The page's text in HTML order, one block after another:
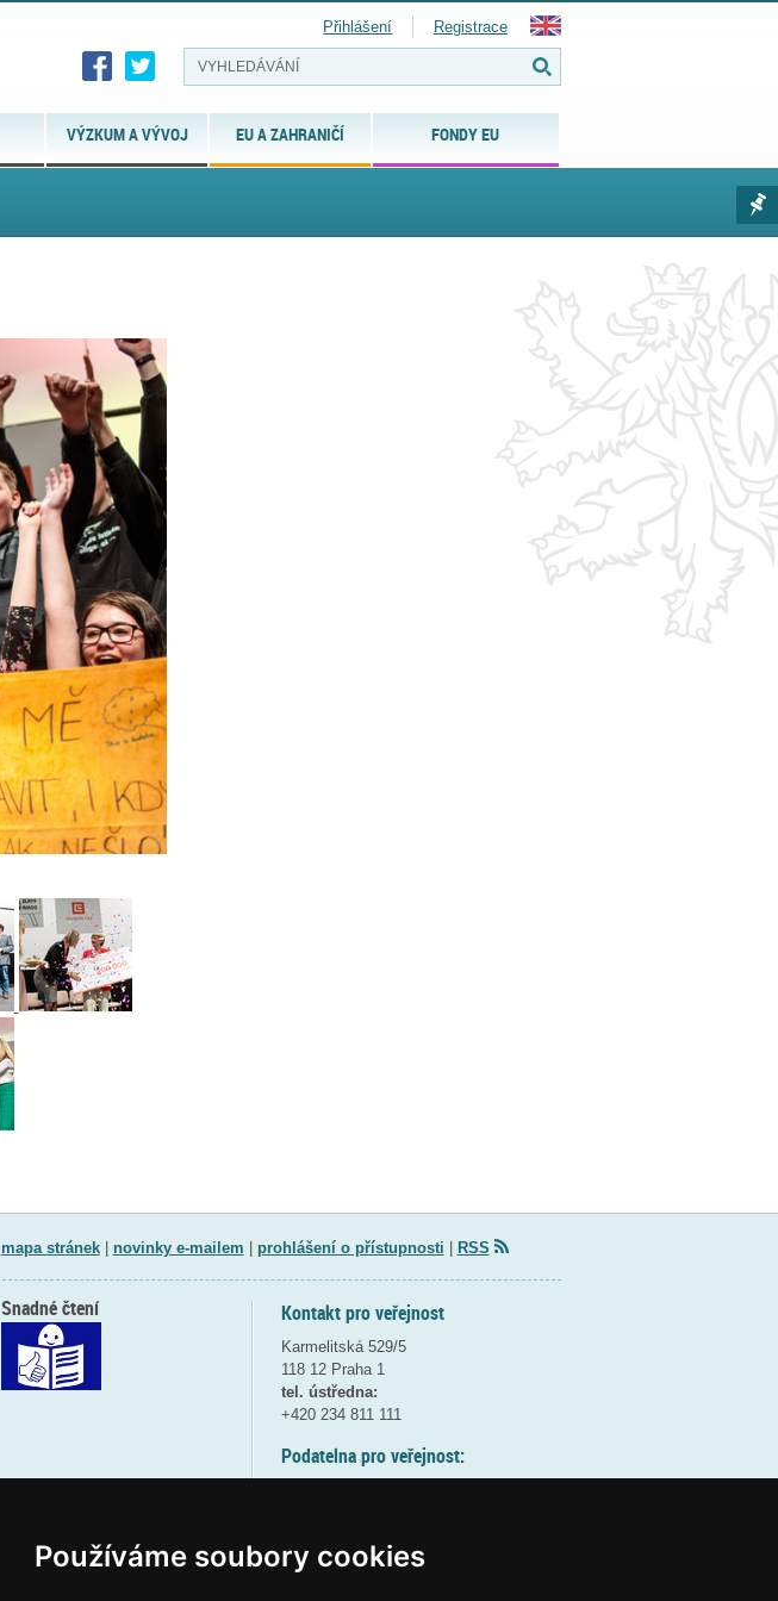
Používáme soubory cookies
VÝZKUM A VÝVOJ EU A ZAHRANIČÍ FONDY EU
Přihlášení Registrace
mapa stránek| novinky e-mailem prohlášení o přístupnosti RSS
Kontakt pro veřejnost
Karmelitská 529/5
118 12 Praha 1
tel. ústředna:
+420 234 811 111
Podatelna pro veřejnost:
Snadné čtení